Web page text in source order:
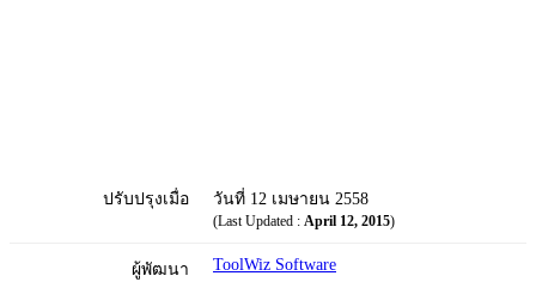
ปรับปรุงเมื่อ วันที่ 12 เมษายน 2558
(Last Updated : April 12, 2015)
ผู้พัฒนา ToolWiz Software